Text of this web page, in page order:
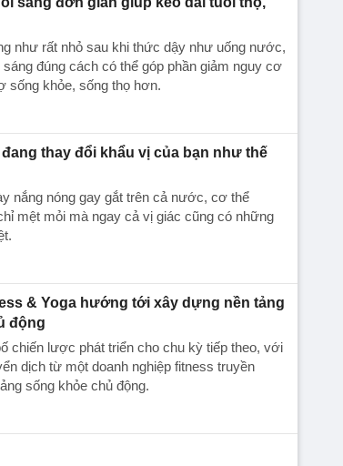
sống khỏe, sống thọ hơn.
thay đổi khẩu vị của bạn như thế
nắng nóng gay gắt trên cả nước, cơ thể
mệt mỏi mà ngay cả vị giác cũng có những
& Yoga hướng tới xây dựng nền tảng
chiến lược phát triển cho chu kỳ tiếp theo, với
dịch từ một doanh nghiệp fitness truyền
sống khỏe chủ động.